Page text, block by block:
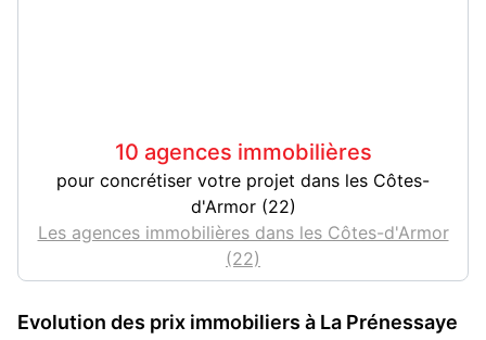
10 agences immobilières
pour concrétiser votre projet dans les Côtes-
d'Armor (22)
Les agences immobilières dans les Côtes-d'Armor
(22)
Evolution des prix immobiliers à La Prénessaye